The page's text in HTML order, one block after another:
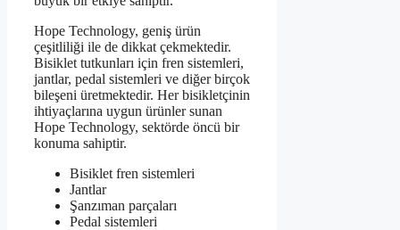
Hope Technology, geniş ürün
çeşitliliği ile de dikkat çekmektedir.
Bisiklet tutkunları için fren sistemleri,
jantlar, pedal sistemleri ve diğer birçok
bileşeni üretmektedir. Her bisikletçinin
ihtiyaçlarına uygun ürünler sunan
Hope Technology, sektörde öncü bir
konuma sahiptir.
Bisiklet fren sistemleri
Jantlar
Şanzıman parçaları
Pedal sistemleri